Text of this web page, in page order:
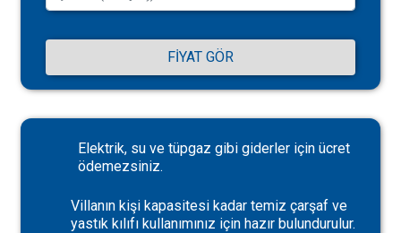
FIYAT GÖR
Elektrik, su ve tüpgaz gibi giderler için ücret
ödemezsiniz.
Villanın kişi kapasitesi kadar temiz çarşaf ve
yastık kılıfı kullanımınız için hazır bulundurulur.